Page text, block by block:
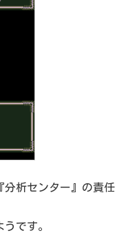
析センター』の責任
です。